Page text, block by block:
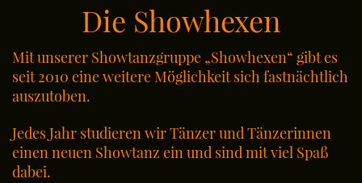
Die Showhexen
Mit unserer Showtanzgruppe „Showhexen“ gibt es
seit 2010 eine weitere Möglichkeit sich fastnächtlich
auszutoben.
Jedes Jahr studieren wir Tänzer und Tänzerinnen
einen neuen Showtanz ein und sind mit viel Spaß
dabei.